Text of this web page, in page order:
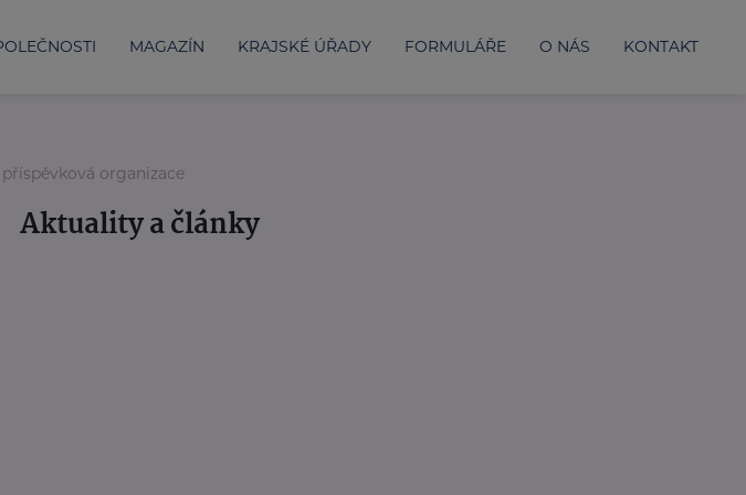
MAGAZÍN KRAJSKÉ ÚŘADY FORMULÁŘE O NÁS KONTAKT
organizace
Aktuality a články